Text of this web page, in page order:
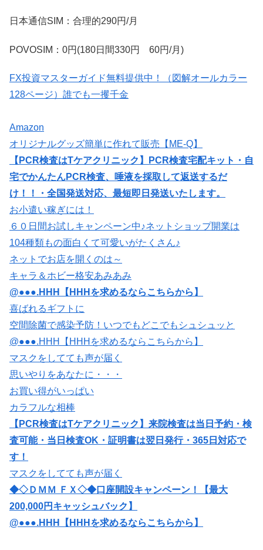
日本通信SIM：合理的290円/月
POVOSIM：0円(180日間330円 60円/月)
FX投資マスターガイド無料提供中！（図解オールカラー
128ページ）誰でも一攫千金
Amazon
オリジナルグッズ簡単に作れて販売【ME-Q】
【PCR検査はTケアクリニック】PCR検査宅配キット・自
宅でかんたんPCR検査、唾液を採取して返送するだ
け！！・全国発送対応、最短即日発送いたします。
お小遣い稼ぎには！
６０日間お試しキャンペーン中♪ネットショップ開業は
104種類もの面白くて可愛いがたくさん♪
ネットでお店を開くのは～
キャラ＆ホビー格安あみあみ
@●●●.HHH【HHHを求めるならこちらから】
喜ばれるギフトに
空間除菌で感染予防！いつでもどこでもシュシュッと
@●●●.HHH【HHHを求めるならこちらから】
マスクをしてても声が届く
思いやりをあなたに・・・
お買い得がいっぱい
カラフルな相棒
【PCR検査はTケアクリニック】来院検査は当日予約・検
査可能・当日検査OK・証明書は翌日発行・365日対応で
す！
マスクをしてても声が届く
◆◇ＤＭＭ ＦＸ◇◆口座開設キャンペーン！【最大
200,000円キャッシュバック】
@●●●.HHH【HHHを求めるならこちらから】